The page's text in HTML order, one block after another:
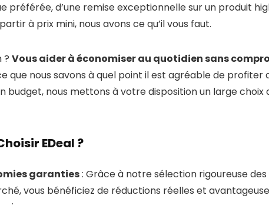
préférée, d’une remise exceptionnelle sur un produit
à prix mini, nous avons ce qu’il vous faut.
? Vous aider à économiser au quotidien sans
que nous savons à quel point il est agréable de
budget, nous mettons à votre disposition un large
EDeal ?
garanties: Grâce à notre sélection rigoureuse
vous bénéficiez de réductions réelles et